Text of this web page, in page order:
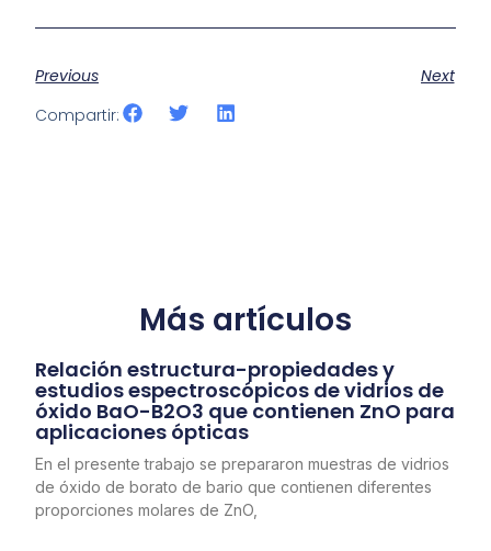
Previous
Next
Compartir:
Más artículos
Relación estructura-propiedades y
estudios espectroscópicos de vidrios de
óxido BaO-B2O3 que contienen ZnO para
aplicaciones ópticas
En el presente trabajo se prepararon muestras de vidrios
de óxido de borato de bario que contienen diferentes
proporciones molares de ZnO,